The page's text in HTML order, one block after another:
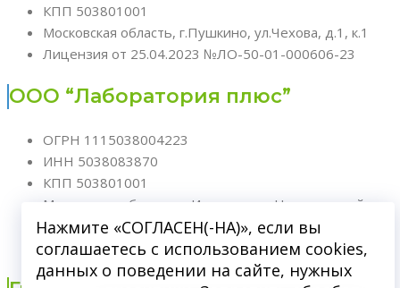
КПП 503801001
Московская область, г.Пушкино, ул.Чехова, д.1, к.1
Лицензия от 25.04.2023 №ЛО-50-01-000606-23
ООО “Лаборатория плюс”
ОГРН 1115038004223
ИНН 5038083870
КПП 503801001
Московская область, г. Ивантеевка, Центральный
проезд, д.7,пом 001
Лицензия от 26.10.2011 №ЛО-50-01-002948
Нажмите «СОГЛАСЕН(-НА)», если вы
соглашаетесь с использованием cookies,
данных о поведении на сайте, нужных